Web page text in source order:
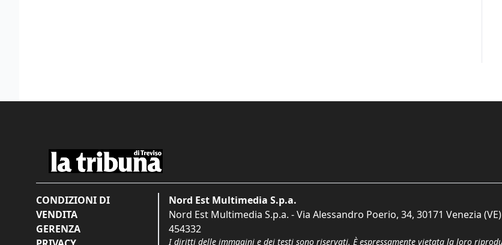
CONDIZIONI DI
VENDITA
GERENZA
Nord Est Multimedia S.p.a.
Nord Est Multimedia S.p.a. - Via Alessandro Poerio, 34, 30171 Venezia
454332
I diritti delle immagini e dei testi sono riservati. È espressamente vietata la loro